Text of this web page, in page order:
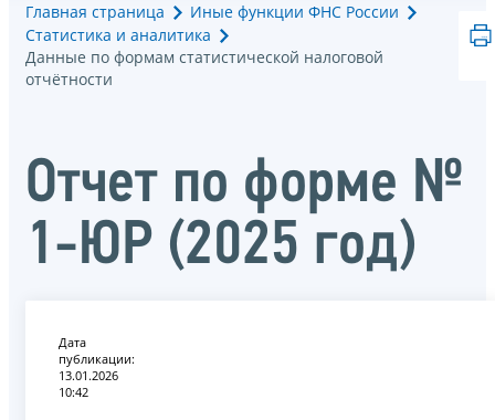
Главная страница
Иные функции ФНС России
Статистика и аналитика
Данные по формам статистической налоговой
отчётности
Отчет по форме №
1-ЮР (2025 год)
Дата
публикации:
13.01.2026
10:42